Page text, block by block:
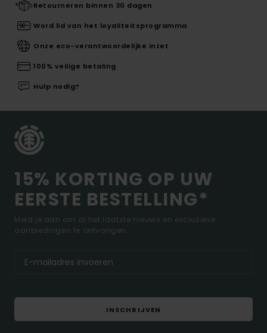
Retourneren binnen 30 dagen
Word lid van het loyaliteitsprogramma
Onze eco-verantwoordelijke inzet
100% veilige betaling
Hulp nodig?
15% KORTING OP UW
EERSTE BESTELLING*
Meld je aan om al het laatste nieuws en exclusieve
aanbiedingen te ontvangen.
INSCHRIJVEN